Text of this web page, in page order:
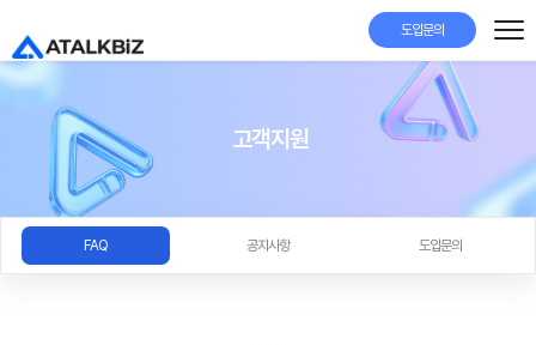
도입문의
고객지원
FAQ 공지사항 도입문의